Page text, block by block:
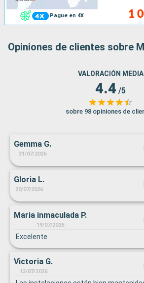
Pague en 4X 1
Opiniones de clientes sobre
VALORACIÓN MEDIA
4.4 /5
sobre 98 opiniones de
Gemma G.
31/07/2026
Gloria L.
20/07/2026
Maria inmaculada P.
19/07/2026
Excelente
Victoria G.
13/07/2026